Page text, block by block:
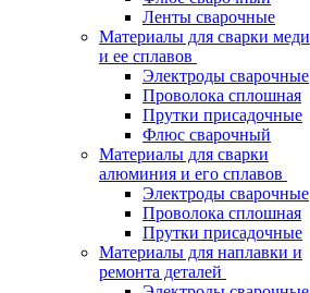
Ленты сварочные
Материалы для сварки меди
и ее сплавов
Электроды сварочные
Проволока сплошная
Прутки присадочные
Флюс сварочный
Материалы для сварки
алюминия и его сплавов
Электроды сварочные
Проволока сплошная
Прутки присадочные
Материалы для наплавки и
ремонта деталей